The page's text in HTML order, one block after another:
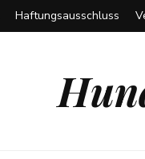
Haftungsausschluss